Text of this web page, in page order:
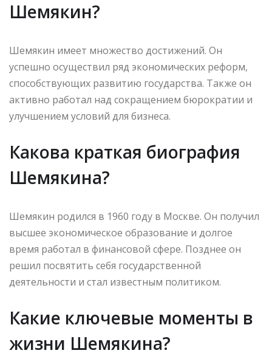
Шемякин?
Шемякин имеет множество достижений. Он
успешно осуществил ряд экономических реформ,
способствующих развитию государства. Также он
активно работал над сокращением бюрократии и
улучшением условий для бизнеса.
Какова краткая биография
Шемякина?
Шемякин родился в 1960 году в Москве. Он получил
высшее экономическое образование и долгое
время работал в финансовой сфере. Позднее он
решил посвятить себя государственной
деятельности и стал известным политиком.
Какие ключевые моменты в
жизни Шемякина?